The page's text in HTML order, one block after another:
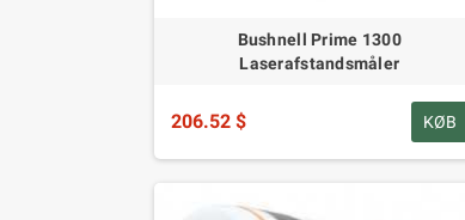
Bushnell Prime 1300
Laserafstandsmåler
206.52 $ KØB